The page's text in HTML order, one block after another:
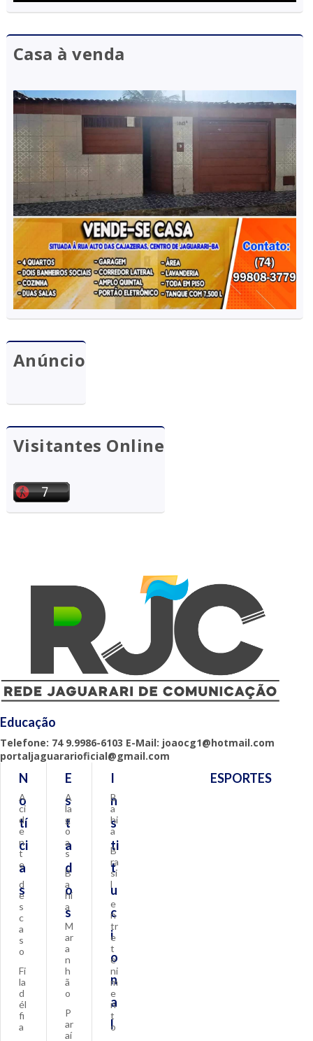
Casa à venda
Anúncio
Visitantes Online
Educação
Telefone: 74 9.9986-6103 E-Mail: joaocg1@hotmail.com
portaljaguararioficial@gmail.com
N
o
tí
ci
a
s
A
ci
d
e
n
t
e
d
e
s
c
a
s
o
Fi
la
d
él
fi
a
E
s
t
a
d
o
s
A
la
g
o
a
s
B
a
hi
a
M
ar
a
n
h
ã
o
P
ar
aí
I
n
s
ti
t
u
c
i
o
n
a
l
B
a
hi
a
B
ra
si
l
e
n
tr
e
t
e
ni
m
e
n
t
o
ESPORTES